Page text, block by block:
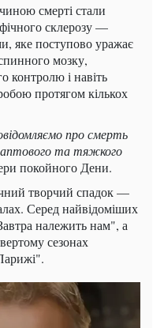
смерті стали
склерозу —
яке поступово уражає
мозку,
контролю і навіть
протягом кількох
про смерть
та тяжкого
покойного Дени.
творчий спадок —
Серед найвідоміших
належить нам", а
сезонах